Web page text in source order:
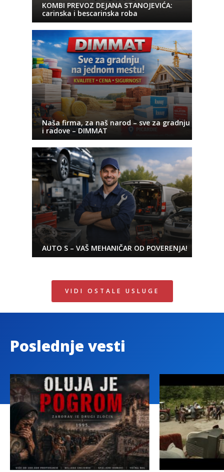
KOMBI PREVOZ DEJANA STANOJEVIĆA:
carinska i bescarinska roba
Naša firma, za naš narod – sve za gradnju
i radove – DIMMAT
AUTO S – VAŠ MEHANIČAR OD POVERENJA!
VIDI OSTALE USLUGE
Poslednje vesti